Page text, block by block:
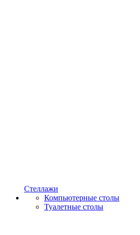
Стеллажи
Компьютерные столы
Туалетные столы